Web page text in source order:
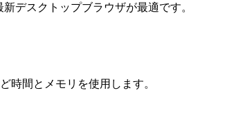
新デスクトップブラウザが最適です。
時間とメモリを使用します。